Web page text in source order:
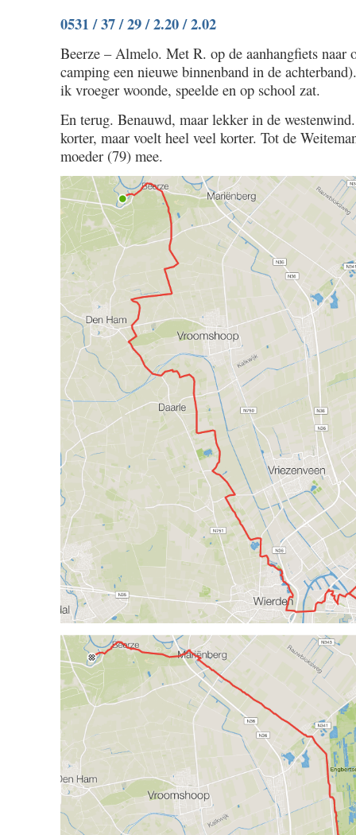
/
1.08
0531 / 37 / 29 / 2.20 / 2.02
Beerze – Almelo. Met R. op de aanhangfiets naar
camping een nieuwe binnenband in de
ik vroeger woonde, speelde en op school zat.
En terug. Benauwd, maar lekker in de
korter, maar voelt heel veel korter. Tot de
moeder (79) mee.